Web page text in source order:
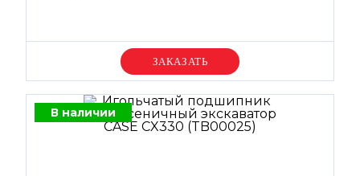
Уточняйте цену
В наличии